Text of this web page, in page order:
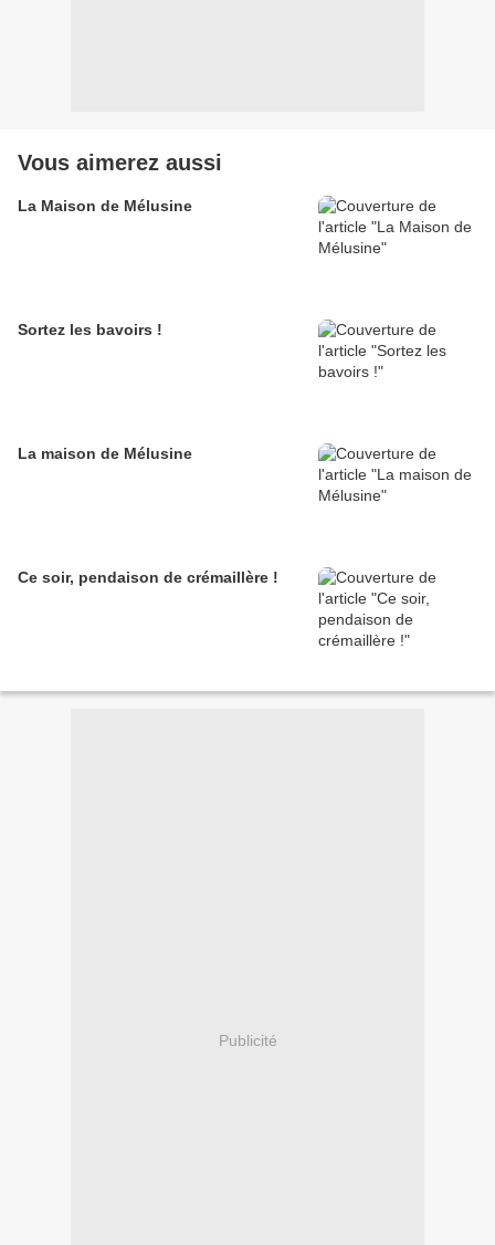
Vous aimerez aussi
La Maison de Mélusine
Sortez les bavoirs !
La maison de Mélusine
Ce soir, pendaison de crémaillère !
Publicité